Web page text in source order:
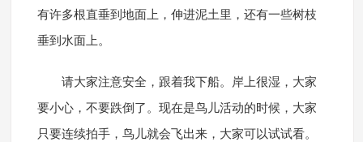
有许多根直垂到地面上，伸进泥土里，还有一些树枝
垂到水面上。
请大家注意安全，跟着我下船。岸上很湿，大家
要小心，不要跌倒了。现在是鸟儿活动的时候，大家
只要连续拍手，鸟儿就会飞出来，大家可以试试看。